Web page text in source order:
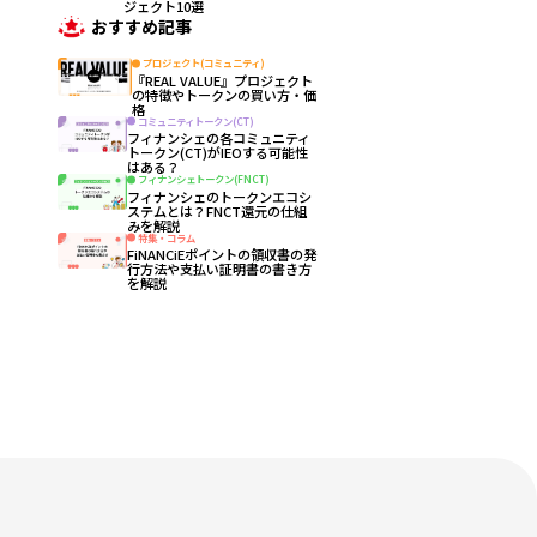
ジェクト10選
おすすめ記事
プロジェクト(コミュニティ)
『REAL VALUE』プロジェクト
の特徴やトークンの買い方・価
格
コミュニティトークン(CT)
フィナンシェの各コミュニティ
トークン(CT)がIEOする可能性
はある？
フィナンシェトークン(FNCT)
フィナンシェのトークンエコシ
ステムとは？FNCT還元の仕組
みを解説
特集・コラム
FiNANCiEポイントの領収書の発
行方法や支払い証明書の書き方
を解説